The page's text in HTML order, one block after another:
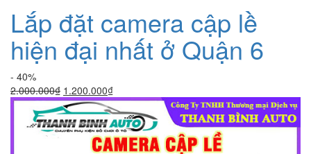
Lắp đặt camera cập lề
hiện đại nhất ở Quận 6
- 40%
2.000.000₫ Giá
gốc
là:
2.000.000₫.
1.200.000₫Giá
hiện
tại
là:
1.200.000₫.